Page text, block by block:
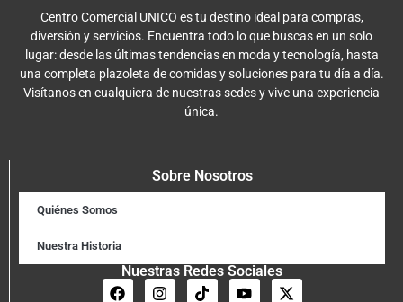
Centro Comercial UNICO es tu destino ideal para compras,
diversión y servicios. Encuentra todo lo que buscas en un solo
lugar: desde las últimas tendencias en moda y tecnología, hasta
una completa plazoleta de comidas y soluciones para tu día a día.
Visítanos en cualquiera de nuestras sedes y vive una experiencia
única.
Sobre Nosotros
Quiénes Somos
Nuestra Historia
Nuestras Redes Sociales